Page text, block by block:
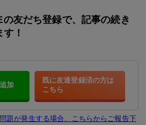
友だち登録で、記事の続き
！
加
既に友達登録済の方は
こちら
題が発生する場合、こちらからご報告下